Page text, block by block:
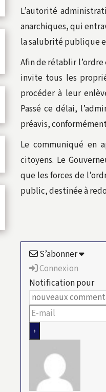
L’autorité
anarchiques, qui
la salubrité publique
Afin de rétablir
invite tous les
procéder à leur
Passé ce délai,
préavis,
Le communiqué en
citoyens. Le
que les forces de
public, destinée à
S’abonner
Connexion
Notification pour